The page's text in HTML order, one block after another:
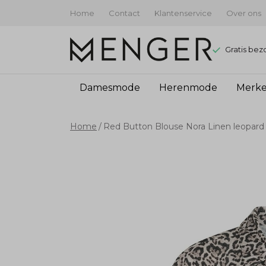
Home Contact Klantenservice Over ons
Gratis
Damesmode Herenmode
Button
Home Red Button Blouse Nora Linen leopard